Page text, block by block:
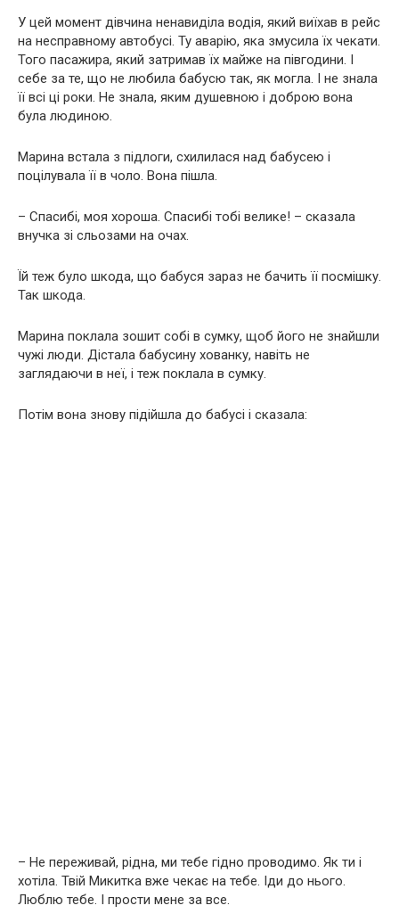
У цей момент дівчина ненавиділа водія, який виїхав в рейс
на несправному автобусі. Ту аварію, яка змусила їх чекати.
Того пасажира, який затримав їх майже на півгодини. І
себе за те, що не любила бабусю так, як могла. І не знала
її всі ці роки. Не знала, яким душевною і доброю вона
була людиною.
Марина встала з підлоги, схилилася над бабусею і
поцілувала її в чоло. Вона пішла.
– Спасибі, моя хороша. Спасибі тобі велике! – сказала
внучка зі сльозами на очах.
Їй теж було шкода, що бабуся зараз не бачить її посмішку.
Так шкода.
Марина поклала зошит собі в сумку, щоб його не знайшли
чужі люди. Дістала бабусину хованку, навіть не
заглядаючи в неї, і теж поклала в сумку.
Потім вона знову підійшла до бабусі і сказала:
– Не переживай, рідна, ми тебе гідно проводимо. Як ти і
хотіла. Твій Микитка вже чекає на тебе. Іди до нього.
Люблю тебе. І прости мене за все.